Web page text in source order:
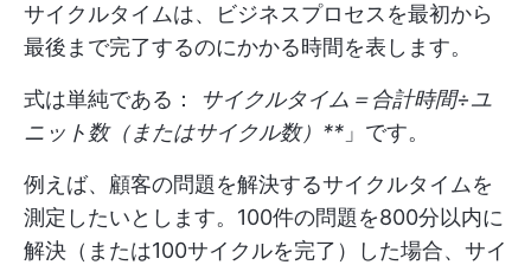
サイクルタイムは、ビジネスプロセスを最初から
最後まで完了するのにかかる時間を表します。
式は単純である：
サイクルタイム＝合計時間÷ユ
ニット数（またはサイクル数）** 」です。
例えば、顧客の問題を解決するサイクルタイムを
測定したいとします。100件の問題を800分以内に
解決（または100サイクルを完了）した場合、サイ